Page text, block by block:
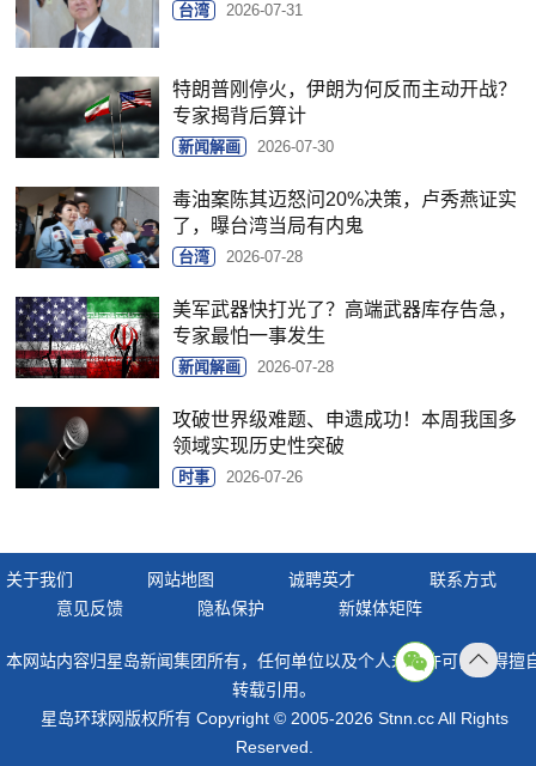
台湾 2026-07-31
特朗普刚停火，伊朗为何反而主动开战？
专家揭背后算计
新闻解画 2026-07-30
毒油案陈其迈怒问20%决策，卢秀燕证实
了，曝台湾当局有内鬼
台湾 2026-07-28
美军武器快打光了？高端武器库存告急，
专家最怕一事发生
新闻解画 2026-07-28
攻破世界级难题、申遗成功！本周我国多
领域实现历史性突破
时事 2026-07-26
关于我们 网站地图 诚聘英才
联系方式
意见反馈
隐私保护 新媒体矩阵
本网站内容归星岛新闻集团所有，任何单位以及个人未经许可，不得擅
转载引用。
星岛环球网版权所有 Copyright © 2005-2026 Stnn.cc All Rights
Reserved.
顶部